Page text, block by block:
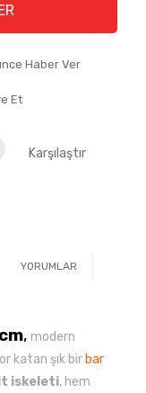
Haber Ver
Et
Karşılaştır
YORUMLAR
, modern
katan şık bir bar
iskeleti, hem